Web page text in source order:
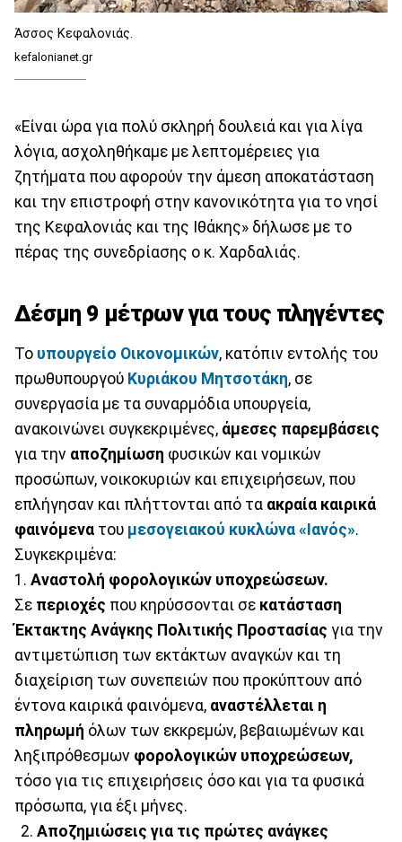
Άσσος Κεφαλονιάς.
kefalonianet.gr
«Είναι ώρα για πολύ σκληρή δουλειά και για λίγα
λόγια, ασχοληθήκαμε με λεπτομέρειες για
ζητήματα που αφορούν την άμεση αποκατάσταση
και την επιστροφή στην κανονικότητα για το νησί
της Κεφαλονιάς και της Ιθάκης» δήλωσε με το
πέρας της συνεδρίασης ο κ. Χαρδαλιάς.
Δέσμη 9 μέτρων για τους πληγέντες
Το υπουργείο Οικονομικών, κατόπιν εντολής του
πρωθυπουργού Κυριάκου Μητσοτάκη, σε
συνεργασία με τα συναρμόδια υπουργεία,
ανακοινώνει συγκεκριμένες, άμεσες παρεμβάσεις
για την αποζημίωση φυσικών και νομικών
προσώπων, νοικοκυριών και επιχειρήσεων, που
επλήγησαν και πλήττονται από τα ακραία καιρικά
φαινόμενα του μεσογειακού κυκλώνα «Ιανός».
Συγκεκριμένα:
1. Αναστολή φορολογικών υποχρεώσεων.
Σε περιοχές που κηρύσσονται σε κατάσταση
Έκτακτης Ανάγκης Πολιτικής Προστασίας για την
αντιμετώπιση των εκτάκτων αναγκών και τη
διαχείριση των συνεπειών που προκύπτουν από
έντονα καιρικά φαινόμενα, αναστέλλεται η
πληρωμή όλων των εκκρεμών, βεβαιωμένων και
ληξιπρόθεσμων φορολογικών υποχρεώσεων,
τόσο για τις επιχειρήσεις όσο και για τα φυσικά
πρόσωπα, για έξι μήνες.
Αποζημιώσεις για τις πρώτες ανάγκες